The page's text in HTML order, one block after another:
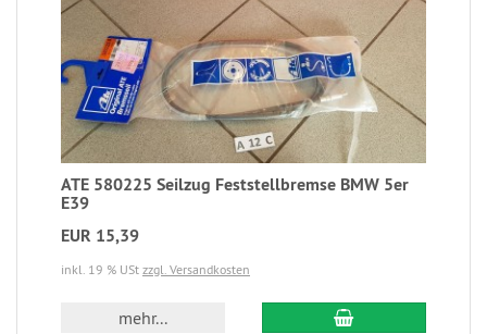
ATE 580225 Seilzug Feststellbremse BMW 5er
E39
EUR 15,39
inkl. 19 % USt zzgl. Versandkosten
mehr...